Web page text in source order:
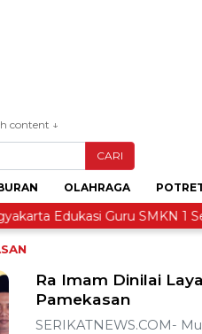
content ↓
CARI
OLAHRAGA
Edukasi Guru SMKN 1
Ra Imam Dinilai
Pamekasan
SERIKATNEWS.COM-